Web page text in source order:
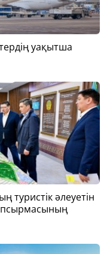
уақытша
туристік әлеуетін